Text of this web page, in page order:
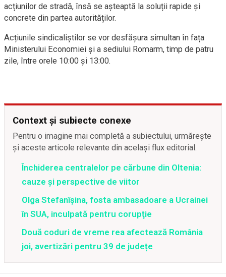
acțiunilor de stradă, însă se așteaptă la soluții rapide și
concrete din partea autorităților.
Acțiunile sindicaliștilor se vor desfășura simultan în fața
Ministerului Economiei și a sediului Romarm, timp de patru
zile, între orele 10:00 și 13:00.
Context și subiecte conexe
Pentru o imagine mai completă a subiectului, urmărește
și aceste articole relevante din același flux editorial.
Închiderea centralelor pe cărbune din Oltenia:
cauze și perspective de viitor
Olga Stefanîşina, fosta ambasadoare a Ucrainei
în SUA, inculpată pentru corupţie
Două coduri de vreme rea afectează România
joi, avertizări pentru 39 de județe